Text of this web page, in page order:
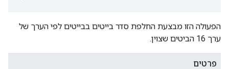
הפעולה הזו מבצעת החלפת סדר בייטים בבייטים לפי הערך של
ערך 16 הביטים שצוין.
פרטים